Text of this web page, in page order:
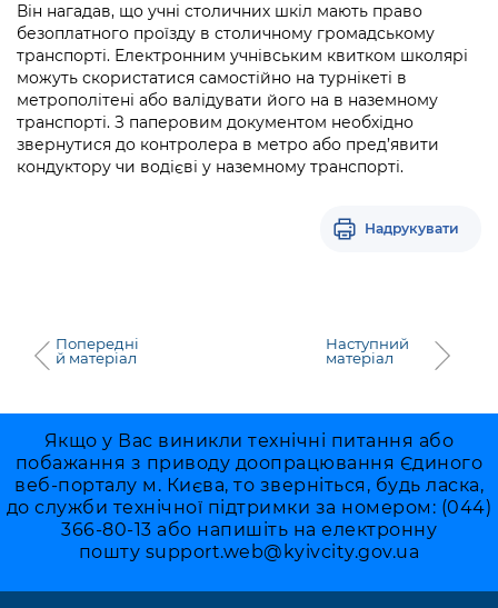
Гендерна політика
Безбар'єрність
Київська міська військова адміністрація
Міський застосунок Київ Цифровий
Важливе під час воєнного стану
Він нагадав, що учні столичних шкіл мають право
безоплатного проїзду в столичному громадському
транспорті. Електронним учнівським квитком школярі
можуть скористатися самостійно на турнікеті в
метрополітені або валідувати його на в наземному
транспорті. З паперовим документом необхідно
звернутися до контролера в метро або пред’явити
кондуктору чи водієві у наземному транспорті.
Надрукувати
Попередні
й матеріал
Наступний
матеріал
Якщо у Вас виникли технічні питання або
побажання з приводу доопрацювання Єдиного
веб-порталу м. Києва, то зверніться, будь ласка,
до служби технічної підтримки за номером: (044)
366-80-13 або напишіть на електронну
пошту support.web@kyivcity.gov.ua